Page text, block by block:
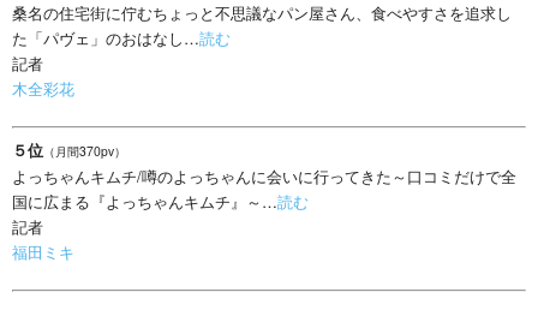
桑名の住宅街に佇むちょっと不思議なパン屋さん、食べやすさを追求し
た「パヴェ」のおはなし…読む
記者
木全彩花
５位 （月間370pv）
よっちゃんキムチ/噂のよっちゃんに会いに行ってきた～口コミだけで全
国に広まる『よっちゃんキムチ』～…読む
記者
福田ミキ